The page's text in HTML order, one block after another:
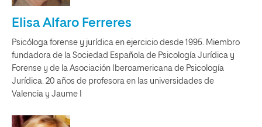
Elisa Alfaro Ferreres
Psicóloga forense y jurídica en ejercicio desde 1995. Miembro
fundadora de la Sociedad Española de Psicología Jurídica y
Forense y de la Asociación Iberoamericana de Psicología
Jurídica. 20 años de profesora en las universidades de
Valencia y Jaume I